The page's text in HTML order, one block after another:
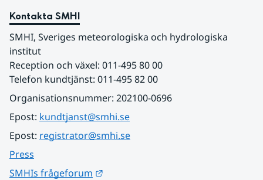
Kontakta SMHI
SMHI, Sveriges meteorologiska och hydrologiska
institut
Reception och växel: 011-495 80 00
Telefon kundtjänst: 011-495 82 00
Organisationsnummer: 202100-0696
Epost: kundtjanst@smhi.se
Epost: registrator@smhi.se
Press
SMHIs frågeforum